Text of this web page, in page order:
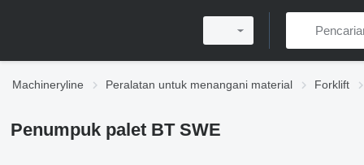
Machineryline Peralatan untuk menangani material Forklift
Penumpuk palet BT SWE